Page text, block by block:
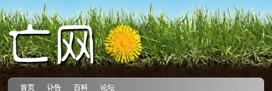
首页 讣告 百科 论坛